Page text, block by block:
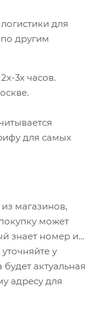
для
другим
3х часов.
для самых
магазинов,
может
знает номер и
у
актуальная
адресу для